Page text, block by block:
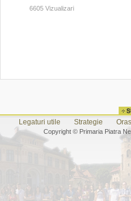
6605 Vizualizari
Legaturi utile Strategie
Copyright © Primaria Piatra